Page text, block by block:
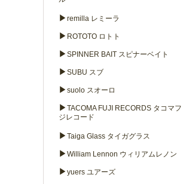
▶ remilla レミーラ
▶ ROTOTO ロトト
▶ SPINNER BAIT スピナーベイト
▶ SUBU スブ
▶ suolo スオーロ
▶ TACOMA FUJI RECORDS タコマフ
ジレコード
▶ Taiga Glass タイガグラス
▶ William Lennon ウィリアムレノン
▶ yuers ユアーズ